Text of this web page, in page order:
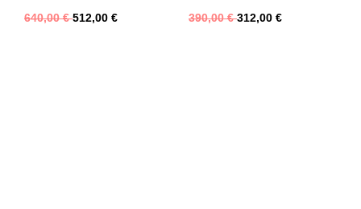
640,00€ 512,00 € 390,00€ 312,00 €